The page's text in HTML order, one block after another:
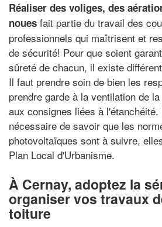
Réaliser des voliges, des
noues fait partie du travail des
professionnels qui maîtrisent et
de sécurité! Pour que soient
sûreté de chacun, il existe
Il faut prendre soin de bien les
prendre garde à la ventilation de
aux consignes liées à
nécessaire de savoir que les
photovoltaïques sont à suivre,
Plan Local d'Urbanisme.
À Cernay, adoptez la
organiser vos travaux
toiture